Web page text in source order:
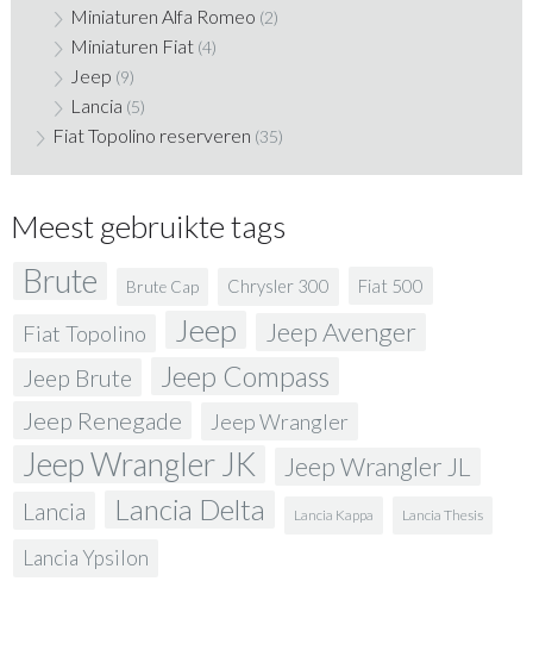
Miniaturen Alfa Romeo (2)
Miniaturen Fiat (4)
Jeep (9)
Lancia (5)
Fiat Topolino reserveren (35)
Meest gebruikte tags
Brute Brute Cap Chrysler 300 Fiat 500
Fiat Topolino Jeep Jeep Avenger
Jeep Brute Jeep Compass
Jeep Renegade Jeep Wrangler
Jeep Wrangler JK Jeep Wrangler JL
Lancia Lancia Delta Lancia Kappa Lancia Thesis
Lancia Ypsilon